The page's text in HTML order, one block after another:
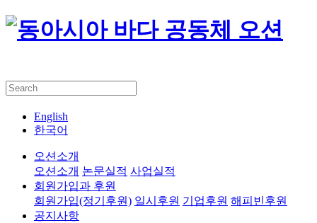
English
한국어
오션소개
오션소개 논문실적 사업실적
회원가입과 후원
회원가입(정기후원) 일시후원 기업후원 해피빈후원
공지사항